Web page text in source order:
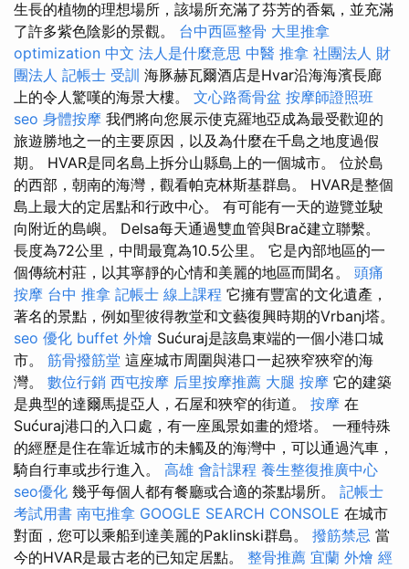
生長的植物的理想場所，該場所充滿了芬芳的香氣，並充滿
了許多紫色陰影的景觀。 台中西區整骨 大里推拿
optimization 中文 法人是什麼意思 中醫 推拿 社團法人 財
團法人 記帳士 受訓 海豚赫瓦爾酒店是Hvar沿海海濱長廊
上的令人驚嘆的海景大樓。 文心路喬骨盆 按摩師證照班
seo 身體按摩 我們將向您展示使克羅地亞成為最受歡迎的
旅遊勝地之一的主要原因，以及為什麼在千島之地度過假
期。 HVAR是同名島上拆分山縣島上的一個城市。 位於島
的西部，朝南的海灣，觀看帕克林斯基群島。 HVAR是整個
島上最大的定居點和行政中心。 有可能有一天的遊覽並駛
向附近的島嶼。 Delsa每天通過雙血管與Brač建立聯繫。
長度為72公里，中間最寬為10.5公里。 它是內部地區的一
個傳統村莊，以其寧靜的心情和美麗的地區而聞名。 頭痛
按摩 台中 推拿 記帳士 線上課程 它擁有豐富的文化遺產，
著名的景點，例如聖彼得教堂和文藝復興時期的Vrbanj塔。
seo 優化 buffet 外燴 Sućuraj是該島東端的一個小港口城
市。 筋骨撥筋堂 這座城市周圍與港口一起狹窄狹窄的海
灣。 數位行銷 西屯按摩 后里按摩推薦 大腿 按摩 它的建築
是典型的達爾馬提亞人，石屋和狹窄的街道。 按摩 在
Sućuraj港口的入口處，有一座風景如畫的燈塔。 一種特殊
的經歷是住在靠近城市的未觸及的海灣中，可以通過汽車，
騎自行車或步行進入。 高雄 會計課程 養生整復推廣中心
seo優化 幾乎每個人都有餐廳或合適的茶點場所。 記帳士
考試用書 南屯推拿 GOOGLE SEARCH CONSOLE 在城市
對面，您可以乘船到達美麗的Paklinski群島。 撥筋禁忌 當
今的HVAR是最古老的已知定居點。 整骨推薦 宜蘭 外燴 經